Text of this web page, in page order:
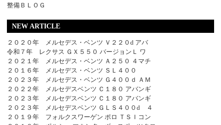
整備ＢＬＯＧ
NEW ARTICLE
２０２０年 メルセデス・ベンツ Ｖ２２０d アバ
令和７年 レクサス ＧＸ５５０ バージョンＬ ワ
２０２１年 メルセデス・ベンツ Ａ２５０ ４マチ
２０１６年 メルセデス・ベンツ ＳＬ４００
２０２３年 メルセデス・ベンツ Ｇ４００ｄ ＡＭ
２０２２年 メルセデスベンツ Ｃ１８０ アバンギ
２０２３年 メルセデスベンツ Ｃ１８０ アバンギ
２０２３年 メルセデスベンツ ＧＬＳ４００d ４
２０１９年 フォルクスワーゲン ポロ ＴＳＩコン